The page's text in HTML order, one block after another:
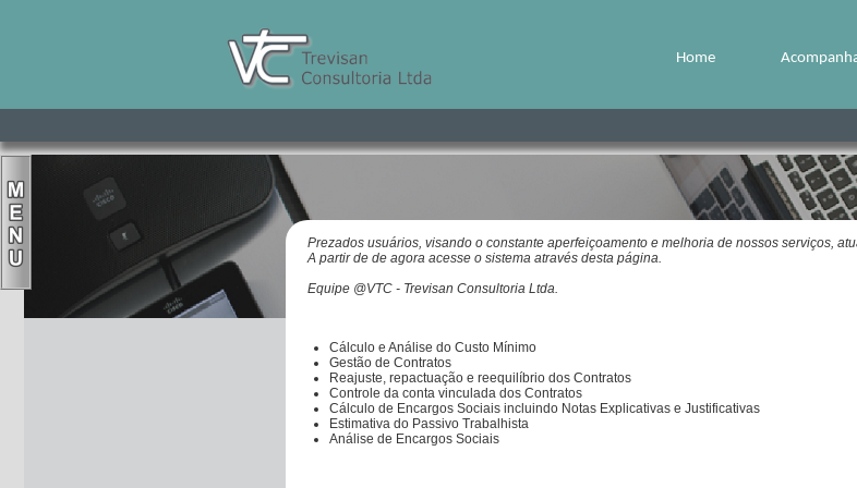
Home
Prezados usuários, visando o constante aperfeiçoamento e melhoria de nossos serviços,
A partir de de agora acesse o sistema através desta página.
Equipe @VTC - Trevisan Consultoria Ltda.
Cálculo e Análise do Custo Mínimo
Gestão de Contratos
Reajuste, repactuação e reequilíbrio dos Contratos
Controle da conta vinculada dos Contratos
Cálculo de Encargos Sociais incluindo Notas Explicativas e Justificativas
Estimativa do Passivo Trabalhista
Análise de Encargos Sociais